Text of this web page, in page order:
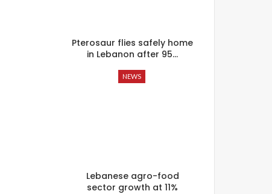
Pterosaur flies safely home
in Lebanon after 95…
NEWS
Lebanese agro-food
sector growth at 11%